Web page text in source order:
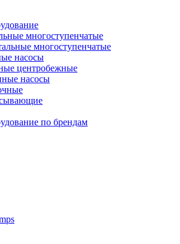
многоступенчатые
многоступенчатые
насосы
центробежные
насосы
по брендам